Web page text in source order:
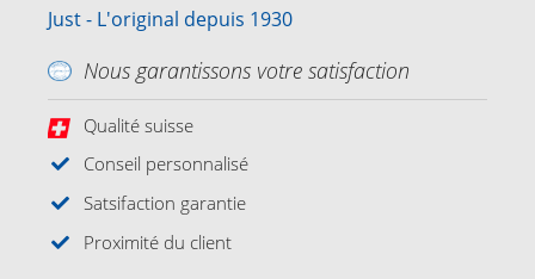
Just - L'original depuis 1930
Nous garantissons votre satisfaction
Qualité suisse
Conseil personnalisé
Satsifaction garantie
Proximité du client